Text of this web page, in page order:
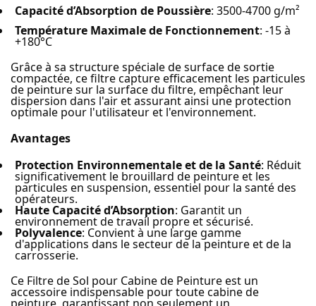
Capacité d’Absorption de Poussière: 3500-4700 g/m²
Température Maximale de Fonctionnement: -15 à
+180°C
Grâce à sa structure spéciale de surface de sortie
compactée, ce filtre capture efficacement les particules
de peinture sur la surface du filtre, empêchant leur
dispersion dans l'air et assurant ainsi une protection
optimale pour l'utilisateur et l'environnement.
Avantages
Protection Environnementale et de la Santé: Réduit
significativement le brouillard de peinture et les
particules en suspension, essentiel pour la santé des
opérateurs.
Haute Capacité d’Absorption: Garantit un
environnement de travail propre et sécurisé.
Polyvalence: Convient à une large gamme
d'applications dans le secteur de la peinture et de la
carrosserie.
Ce Filtre de Sol pour Cabine de Peinture est un
accessoire indispensable pour toute cabine de